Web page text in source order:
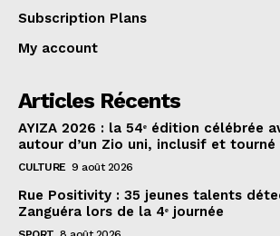
Subscription Plans
My account
Articles Récents
AYIZA 2026 : la 54ᵉ édition célébrée
autour d’un Zio uni, inclusif et tourné
CULTURE 9 août 2026
Rue Positivity : 35 jeunes talents
Zanguéra lors de la 4ᵉ journée